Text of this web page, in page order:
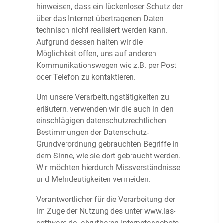
hinweisen, dass ein lückenloser Schutz der
über das Internet übertragenen Daten
technisch nicht realisiert werden kann.
Aufgrund dessen halten wir die
Möglichkeit offen, uns auf anderen
Kommunikationswegen wie z.B. per Post
oder Telefon zu kontaktieren.
Um unsere Verarbeitungstätigkeiten zu
erläutern, verwenden wir die auch in den
einschlägigen datenschutzrechtlichen
Bestimmungen der Datenschutz-
Grundverordnung gebrauchten Begriffe in
dem Sinne, wie sie dort gebraucht werden.
Wir möchten hierdurch Missverständnisse
und Mehrdeutigkeiten vermeiden.
Verantwortlicher für die Verarbeitung der
im Zuge der Nutzung des unter www.ias-